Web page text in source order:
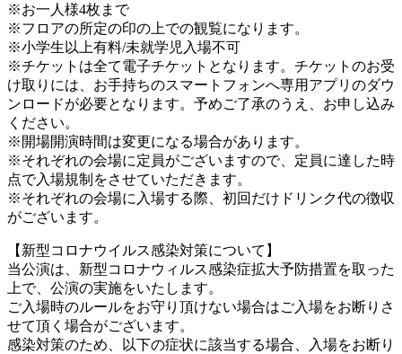
※お一人様4枚まで
※フロアの所定の印の上での観覧になります。
※小学生以上有料/未就学児入場不可
※チケットは全て電子チケットとなります。チケットのお受
け取りには、お手持ちのスマートフォンへ専用アプリのダウ
ンロードが必要となります。予めご了承のうえ、お申し込み
ください。
※開場開演時間は変更になる場合があります。
※それぞれの会場に定員がございますので、定員に達した時
点で入場規制をさせていただきます。
※それぞれの会場に入場する際、初回だけドリンク代の徴収
がございます。
【新型コロナウイルス感染対策について】
当公演は、新型コロナウィルス感染症拡大予防措置を取った
上で、公演の実施をいたします。
ご入場時のルールをお守り頂けない場合はご入場をお断りさ
せて頂く場合がございます。
感染対策のため、以下の症状に該当する場合、入場をお断り